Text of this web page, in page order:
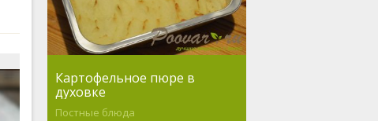
Картофельное пюре в
духовке
Постные блюда